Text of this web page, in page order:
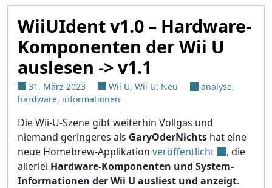
WiiUIdent v1.0 – Hardware-
Komponenten der Wii U
auslesen -> v1.1
31. März 2023 Wii U, Wii U: Neu analyse,
hardware, informationen
Die Wii-U-Szene gibt weiterhin Vollgas und
niemand geringeres als GaryOderNichts hat eine
neue Homebrew-Applikation veröffentlicht
, die
allerlei Hardware-Komponenten und System-
Informationen der Wii U ausliest und anzeigt.